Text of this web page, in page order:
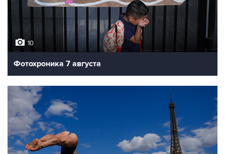
10
Фотохроника 7 августа